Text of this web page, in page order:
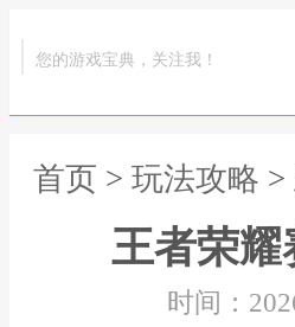
您的游戏宝典，关注我！
首页 > 玩法攻略 >
王者荣耀
时间：